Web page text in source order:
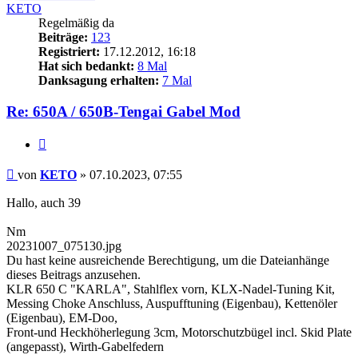
KETO
Regelmäßig da
Beiträge: 123
Registriert: 17.12.2012, 16:18
Hat sich bedankt: 8 Mal
Danksagung erhalten: 7 Mal
Re: 650A / 650B-Tengai Gabel Mod
Beitrag
von KETO » 07.10.2023, 07:55
Hallo, auch 39
Nm
20231007_075130.jpg
Du hast keine ausreichende Berechtigung, um die Dateianhänge
dieses Beitrags anzusehen.
KLR 650 C "KARLA", Stahlflex vorn, KLX-Nadel-Tuning Kit,
Messing Choke Anschluss, Auspufftuning (Eigenbau), Kettenöler
(Eigenbau), EM-Doo,
Front-und Heckhöherlegung 3cm, Motorschutzbügel incl. Skid Plate
(angepasst), Wirth-Gabelfedern